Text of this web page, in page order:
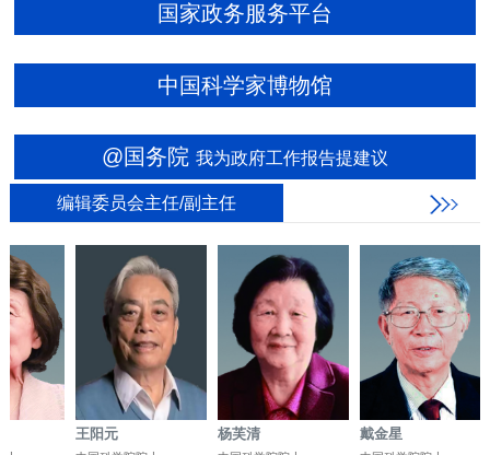
国家政务服务平台
中国科学家博物馆
@国务院我为政府工作报告提建议
编辑委员会主任/副主任
王阳元 杨芙清 戴金星